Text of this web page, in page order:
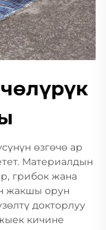
өзгөчө ар
Материалдын
грибок жана
жакшы орун
докторлуу
кичине